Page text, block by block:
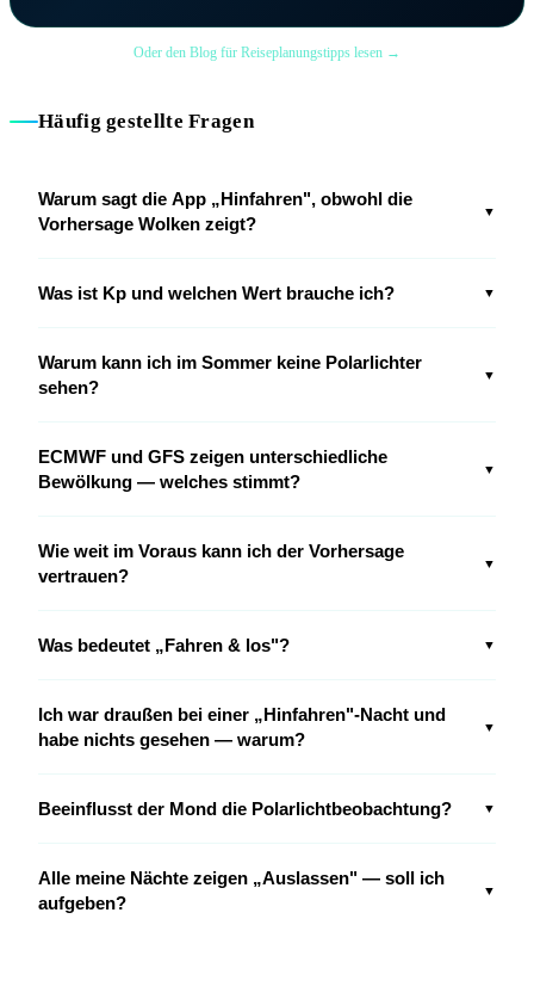
Oder den Blog für Reiseplanungstipps lesen →
Häufig gestellte Fragen
Warum sagt die App „Hinfahren", obwohl die
Vorhersage Wolken zeigt?
▼
Was ist Kp und welchen Wert brauche ich? ▼
Warum kann ich im Sommer keine Polarlichter
sehen?
▼
ECMWF und GFS zeigen unterschiedliche
Bewölkung — welches stimmt?
▼
Wie weit im Voraus kann ich der Vorhersage
vertrauen?
▼
Was bedeutet „Fahren & los"? ▼
Ich war draußen bei einer „Hinfahren"-Nacht und
habe nichts gesehen — warum?
▼
Beeinflusst der Mond die Polarlichtbeobachtung? ▼
Alle meine Nächte zeigen „Auslassen" — soll ich
aufgeben?
▼